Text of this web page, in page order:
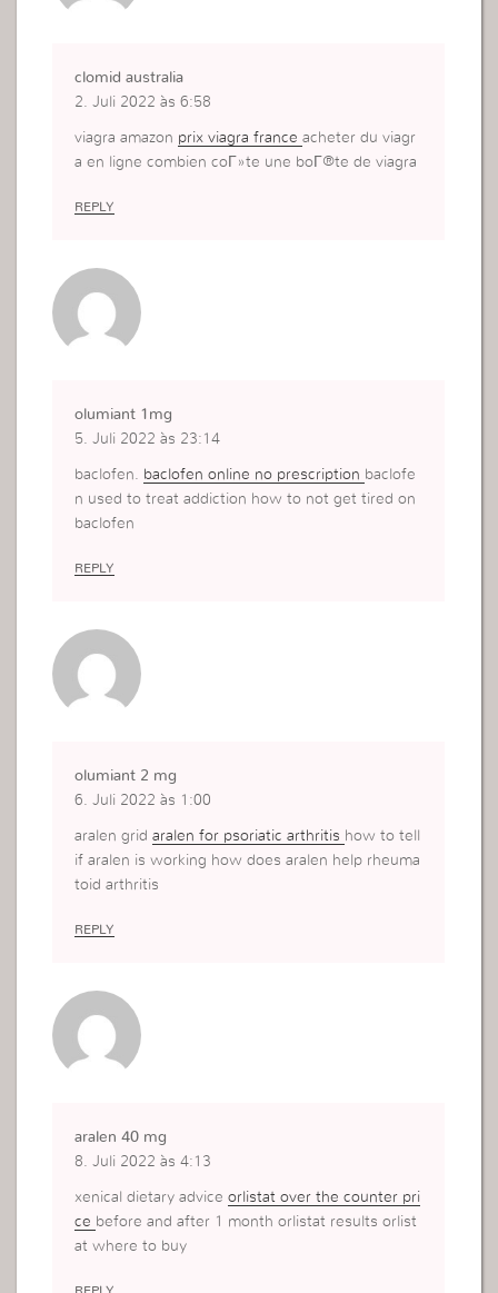
clomid australia
2. Juli 2022 às 6:58
viagra amazon prix viagra franceacheter du viagr
a en ligne combien coГ»te une boГ®te de viagra
REPLY
olumiant 1mg
5. Juli 2022 às 23:14
baclofen. baclofen online no prescription baclofe
n used to treat addiction how to not get tired on
baclofen
REPLY
olumiant 2 mg
6. Juli 2022 às 1:00
aralen gridaralen for psoriatic arthritis how to tell
if aralen is working how does aralen help rheuma
toid arthritis
REPLY
aralen 40 mg
8. Juli 2022 às 4:13
xenical dietary adviceorlistat over the counter pri
ce before and after 1 month orlistat results orlist
at where to buy